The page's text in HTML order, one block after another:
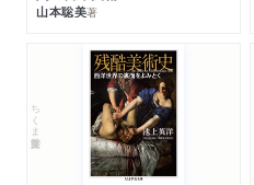
山本聡美著
ちくま学芸文庫